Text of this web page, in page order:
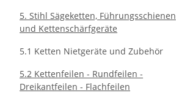
5. Stihl Sägeketten, Führungsschienen
und Kettenschärfgeräte
5.1 Ketten Nietgeräte und Zubehör
5.2 Kettenfeilen - Rundfeilen -
Dreikantfeilen - Flachfeilen